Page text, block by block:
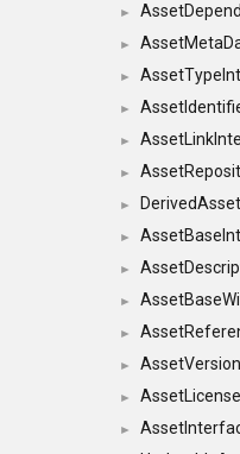
►
►
►
►
►
►
►
►
►
►
►
►
►
►